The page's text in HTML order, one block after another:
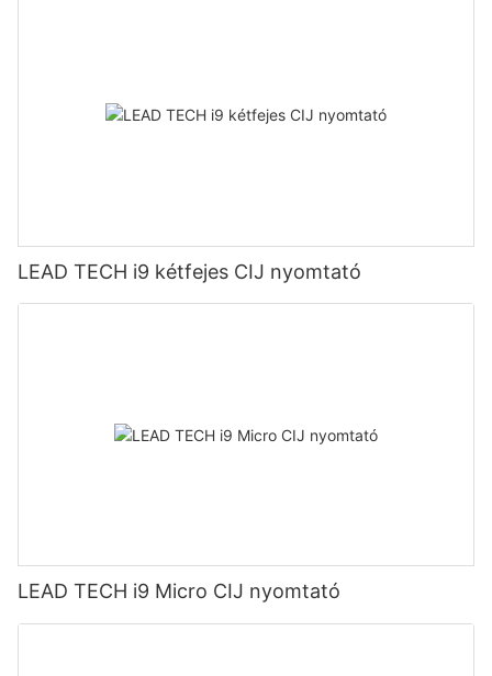
LEAD TECH i9 kétfejes CIJ nyomtató
LEAD TECH i9 Micro CIJ nyomtató